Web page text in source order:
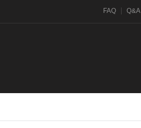
FAQ Q&A